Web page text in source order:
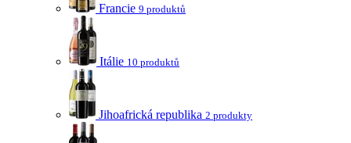
Francie 9 produktů
Itálie 10 produktů
Jihoafrická republika 2 produkty